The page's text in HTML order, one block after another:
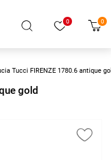
0 0
Tucci FIRENZE 1780.6 antique
gold